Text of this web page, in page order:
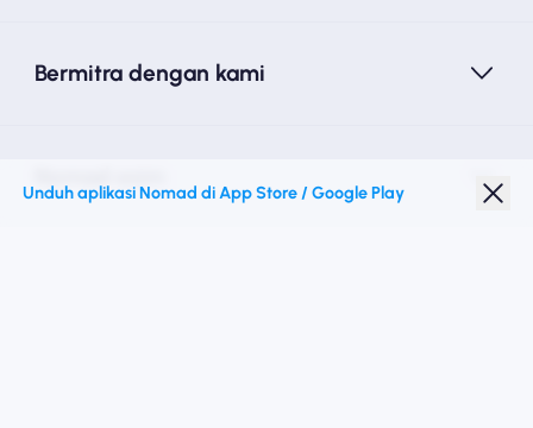
Bermitra dengan kami
Unduh aplikasi Nomad di App Store / Google Play